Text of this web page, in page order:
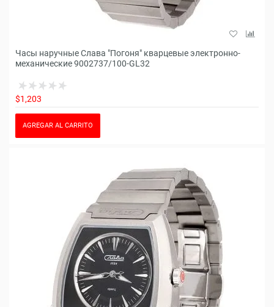
Часы наручные Слава "Погоня" кварцевые электронно-
механические 9002737/100-GL32
$1,203
AGREGAR AL CARRITO